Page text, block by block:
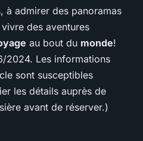
à admirer des panoramas
des aventures
au bout du monde!
2024. Les informations
sont susceptibles
les détails auprès de
avant de réserver.)